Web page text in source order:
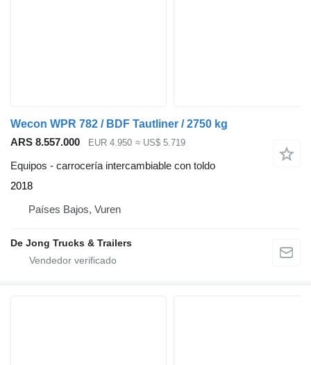
Wecon WPR 782 / BDF Tautliner / 2750 kg
ARS 8.557.000
EUR 4.950 ≈ US$ 5.719
Equipos - carrocería intercambiable con toldo
2018
Países Bajos, Vuren
De Jong Trucks & Trailers